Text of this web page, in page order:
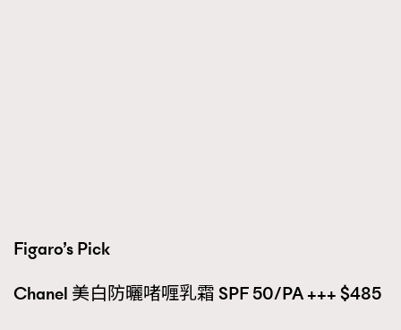
Figaro’s Pick
Chanel 美白防曬啫喱乳霜 SPF 50/PA +++ $485